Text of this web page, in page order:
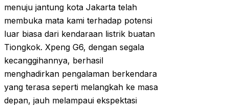
menuju jantung kota Jakarta telah
membuka mata kami terhadap potensi
luar biasa dari kendaraan listrik buatan
Tiongkok. Xpeng G6, dengan segala
kecanggihannya, berhasil
menghadirkan pengalaman berkendara
yang terasa seperti melangkah ke masa
depan, jauh melampaui ekspektasi